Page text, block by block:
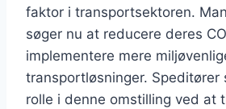
faktor i transportsektoren.
søger nu at reducere deres
implementere mere
transportløsninger. Speditører
rolle i denne omstilling ved at